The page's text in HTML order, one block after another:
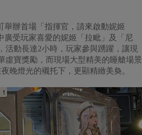
舉辦首場「指揮官，請來啟動妮姬
廣受玩家喜愛的妮姬「拉毗」及「尼
活動長達2小時，玩家參與踴躍，讓現
虛寶獎勵，而現場大型精美的睡艙場景
晚燈光的襯托下，更顯精緻美奐。